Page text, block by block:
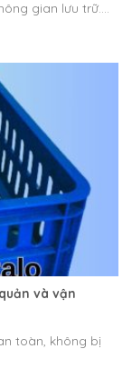
gian lưu trữ....
và vận
toàn, không bị